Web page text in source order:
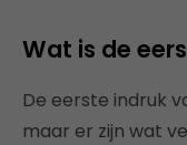
Wat is de
De eerste indruk
maar er zijn wat